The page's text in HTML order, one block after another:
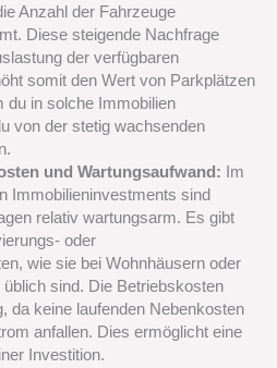
Anzahl der Fahrzeuge
Diese steigende Nachfrage
der verfügbaren
somit den Wert von Parkplätzen
du in solche Immobilien
von der stetig wachsenden
und Wartungsaufwand:
Im
Immobilieninvestments sind
relativ wartungsarm. Es gibt
oder
wie sie bei Wohnhäusern oder
üblich sind. Die Betriebskosten
da keine laufenden Nebenkosten
anfallen. Dies ermöglicht eine
Investition.